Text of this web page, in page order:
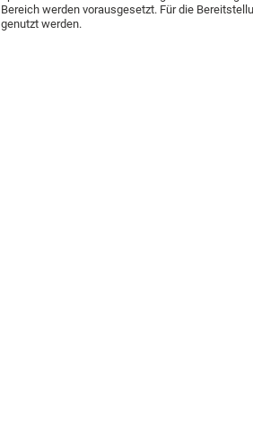
Bereich werden vorausgesetzt. Für die
genutzt werden.